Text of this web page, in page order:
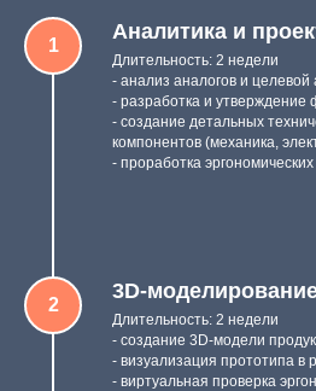
Аналитика и
Длительность: 2 недели
- анализ аналогов и целевой
- разработка и утверждение
- создание детальных
компонентов (механика,
- проработка
3D-
Длительность: 2 недели
- создание 3D-модели
- визуализация прототипа в
- виртуальная проверка